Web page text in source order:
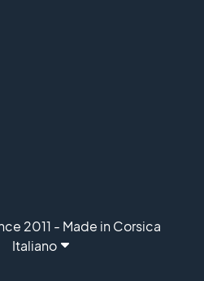
2011 - Made in Corsica
Italiano